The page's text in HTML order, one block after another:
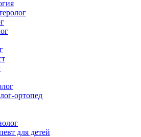
ортопед
для детей